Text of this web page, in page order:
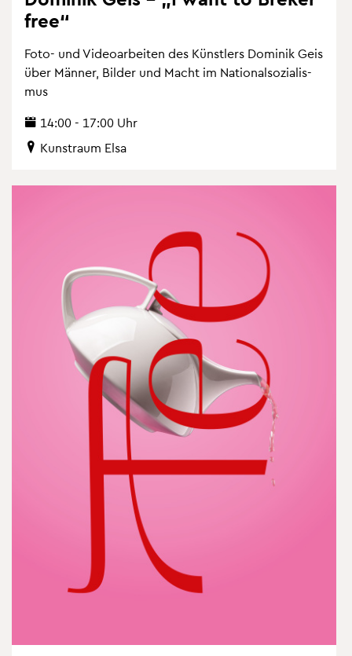
free“
Foto- und Vi­deo­ar­bei­ten des Künst­lers Do­mi­nik Geis
über Män­ner, Bil­der und Macht im Na­tio­nal­so­zia­lis­
mus
14:00 - 17:00 Uhr
Kunst­raum Elsa